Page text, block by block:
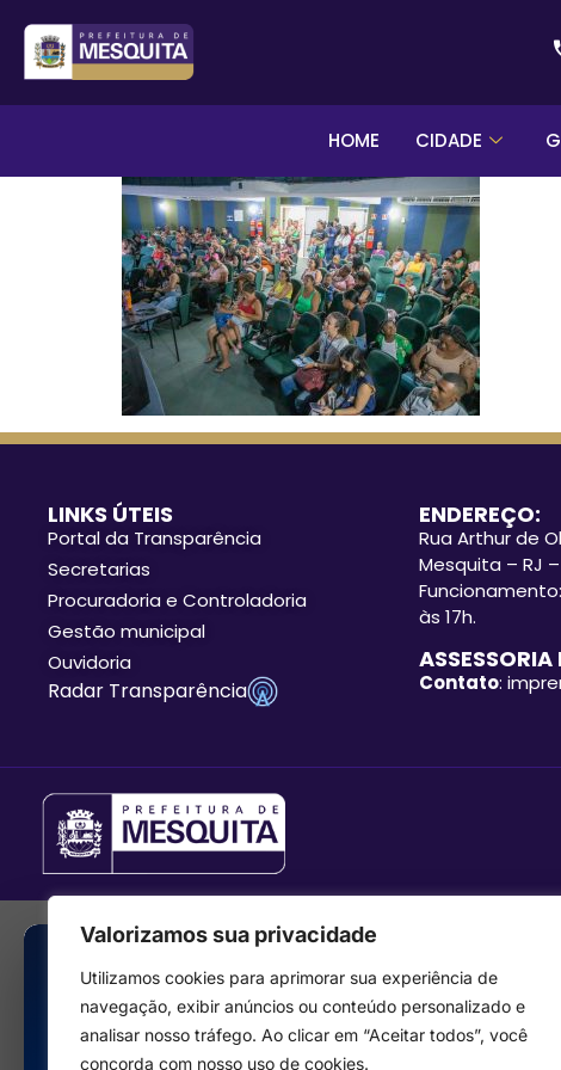
Valorizamos sua privacidade
Utilizamos cookies para aprimorar sua experiência de
navegação, exibir anúncios ou conteúdo personalizado e
analisar nosso tráfego. Ao clicar em “Aceitar todos”, você
concorda com nosso uso de cookies.
HOME CIDADE
LINKS ÚTEIS
Portal da Transparência
Secretarias
Procuradoria e Controladoria
Gestão municipal
Ouvidoria
Radar Transparência
ENDEREÇO:
Rua Arthur de
Mesquita – RJ
às 17h.
ASSESSORIA
Contato: